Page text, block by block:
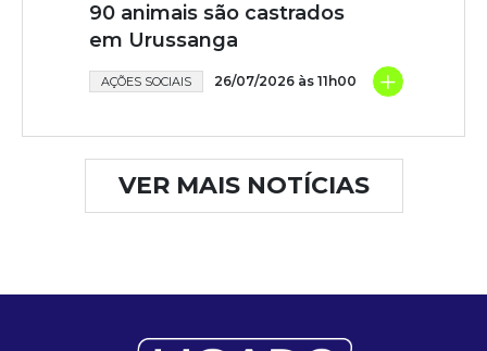
90 animais são castrados
em Urussanga
AÇÕES SOCIAIS 26/07/2026 às 11h00 +
VER MAIS NOTÍCIAS